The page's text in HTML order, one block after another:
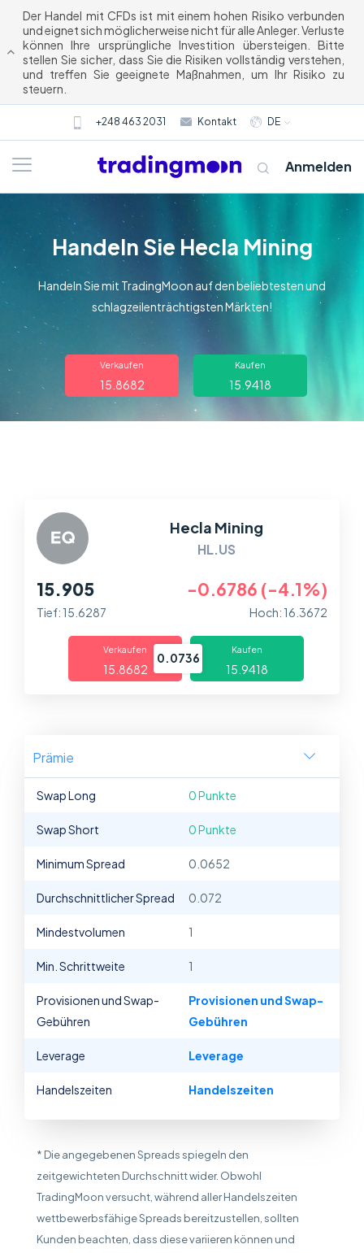
Der Handel mit CFDs ist mit einem hohen Risiko verbunden
und eignet sich möglicherweise nicht für alle Anleger. Verluste
können Ihre ursprüngliche Investition übersteigen. Bitte
stellen Sie sicher, dass Sie die Risiken vollständig verstehen,
und treffen Sie geeignete Maßnahmen, um Ihr Risiko zu
steuern.
+248 463 2031 Kontakt DE
Über uns
Handel
Help Centre
Anmelden
Handeln Sie Hecla Mining
Handeln Sie mit TradingMoon auf den beliebtesten und
schlagzeilenträchtigsten Märkten!
Verkaufen
15.8682
Kaufen
15.9418
Hecla Mining
HL.US
15.905 -0.6786 (-4.1%)
Tief: 15.6287 Hoch: 16.3672
Verkaufen
15.8682
0.0736
Kaufen
15.9418
Prämie
Swap Long 0 Punkte
Swap Short 0 Punkte
Minimum Spread 0.0652
Durchschnittlicher Spread 0.072
Mindestvolumen 1
Min. Schrittweite 1
Provisionen und Swap-
Gebühren
Provisionen und Swap-
Gebühren
Leverage Leverage
Handelszeiten Handelszeiten
* Die angegebenen Spreads spiegeln den
zeitgewichteten Durchschnitt wider. Obwohl
TradingMoon versucht, während aller Handelszeiten
wettbewerbsfähige Spreads bereitzustellen, sollten
Kunden beachten, dass diese variieren können und